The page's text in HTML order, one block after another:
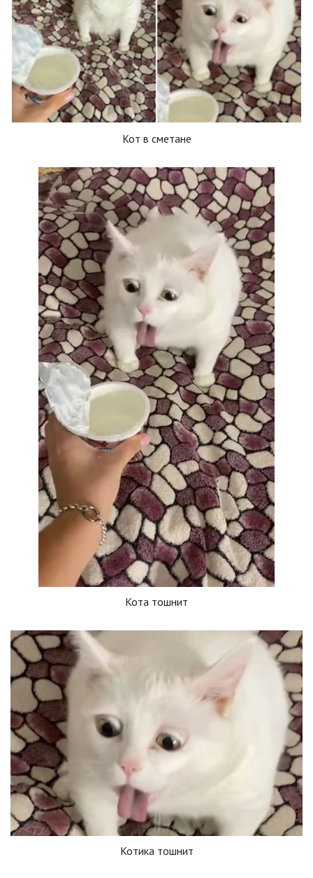
Кот в сметане
Кота тошнит
Котика тошнит